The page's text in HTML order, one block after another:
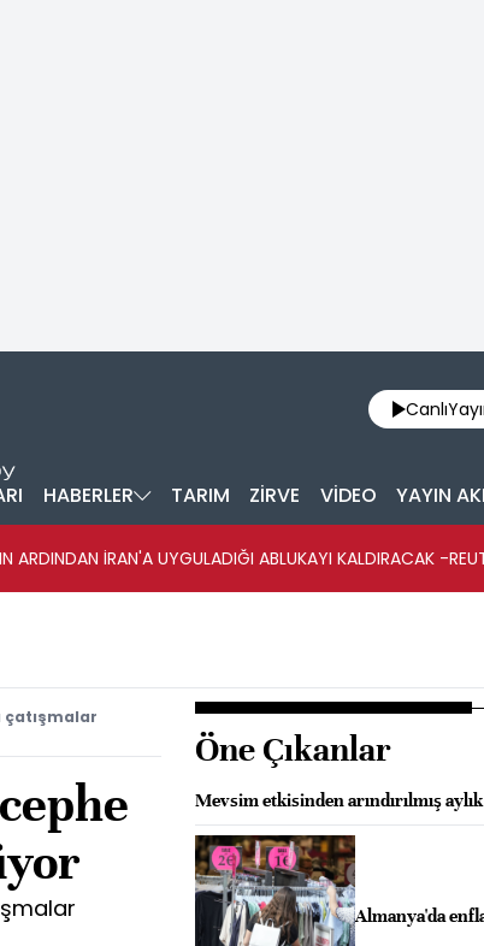
Canlı
HABERLER TARIM ZİRVE VİDEO YAYIN
ARDINDAN İRAN'A UYGULADIĞI ABLUKAYI KALDIRACAK -
çatışmalar
Öne Çıkanlar
Mevsim etkisinden arındırılmış
Almanya'da